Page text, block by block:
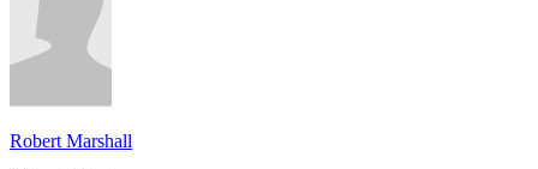
Robert Marshall